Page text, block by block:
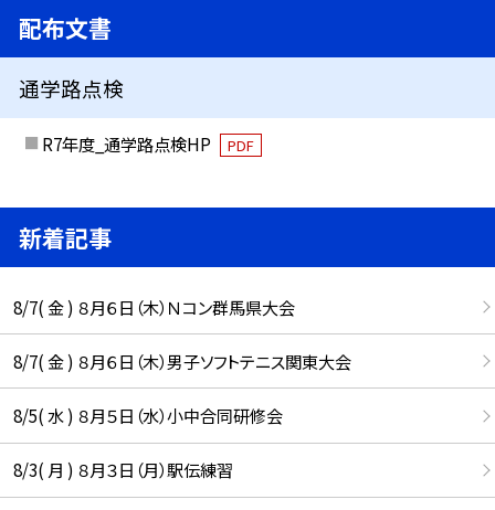
配布文書
通学路点検
R7年度_通学路点検HP PDF
新着記事
8/7( 金 ) ８月６日（木）Ｎコン群馬県大会
8/7( 金 ) ８月６日（木）男子ソフトテニス関東大会
8/5( 水 ) ８月５日（水）小中合同研修会
8/3( 月 ) ８月３日（月）駅伝練習